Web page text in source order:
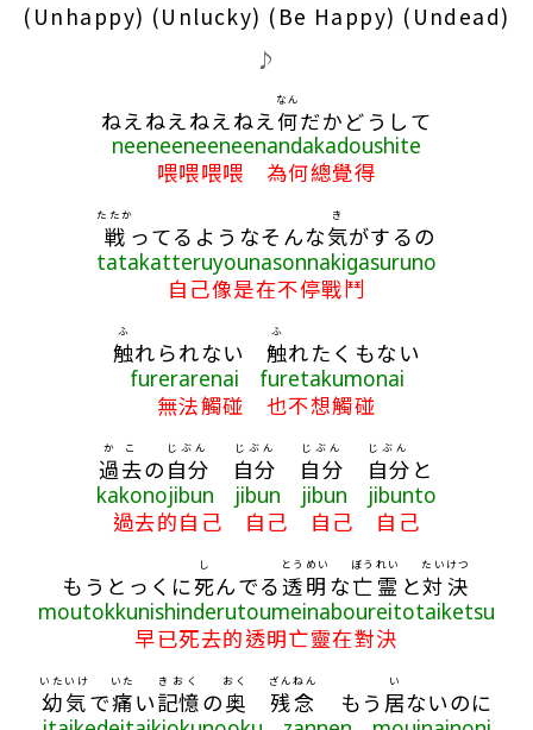
(Unhappy) (Unlucky) (Be Happy) (Undead)
♪
ねえねえねえねえ何
なん
だかどうして
neeneeneeneenandakadoushite
喂喂喂喂 為何總覺得
戦
たたか
ってるようなそんな気
き
がするの
tatakatteruyounasonnakigasuruno
自己像是在不停戰鬥
触
ふ
れられない 触
ふ
れたくもない
furerarenai furetakumonai
無法觸碰 也不想觸碰
過去
かこ
の 自分
じぶん
自分
じぶん
自分
じぶん
自分
じぶん
と
kakonojibun jibun jibun jibunto
過去的自己 自己 自己 自己
もうとっくに死
し
んでる透明
とうめい
な亡霊
ぼうれい
と対決
たいけつ
moutokkunishinderutoumeinaboureitotaiketsu
早已死去的透明亡靈在對決
幼気
いたいけ
で痛
いた
い記憶
きおく
の奥
おく
残念
ざんねん
もう 居
い
ないのに